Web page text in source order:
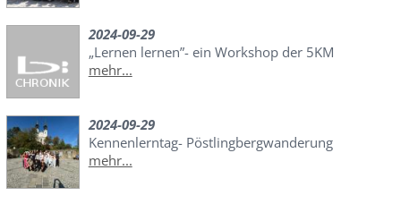
2024-09-29
„Lernen lernen”- ein Workshop der 5KM
mehr...
2024-09-29
Kennenlerntag- Pöstlingbergwanderung
mehr...